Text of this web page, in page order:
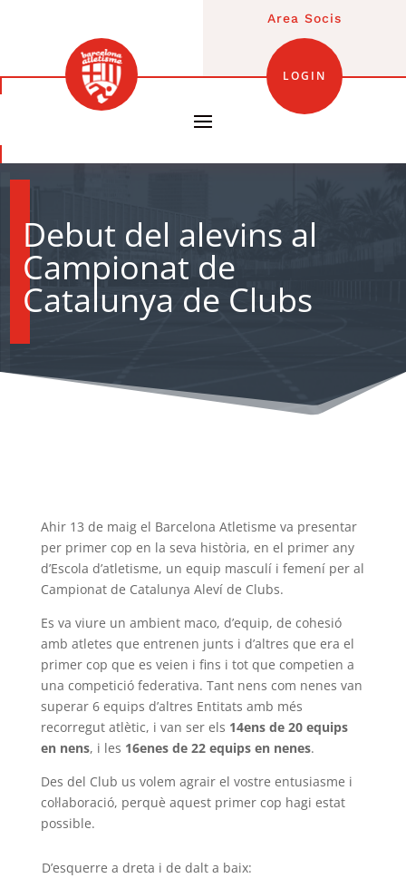
Area Socis
LOGIN
Debut del alevins al
Campionat de
Catalunya de Clubs
Ahir 13 de maig el Barcelona Atletisme va presentar
per primer cop en la seva història, en el primer any
d’Escola d’atletisme, un equip masculí i femení per al
Campionat de Catalunya Aleví de Clubs.
Es va viure un ambient maco, d’equip, de cohesió
amb atletes que entrenen junts i d’altres que era el
primer cop que es veien i fins i tot que competien a
una competició federativa. Tant nens com nenes van
superar 6 equips d’altres Entitats amb més
recorregut atlètic, i van ser els 14ens de 20 equips
en nens, i les 16enes de 22 equips en nenes.
Des del Club us volem agrair el vostre entusiasme i
col·laboració, perquè aquest primer cop hagi estat
possible.
D’esquerre a dreta i de dalt a baix: